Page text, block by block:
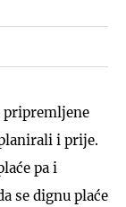
pripremljene
i prije.
pa i
se dignu plaće